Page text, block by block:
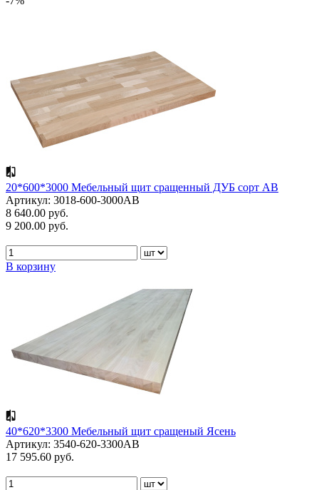
20*600*3000 Мебельный щит сращенный ДУБ сорт АВ
Артикул: 3018-600-3000AB
8 640.00 руб.
9 200.00 руб.
В корзину
40*620*3300 Мебельный щит сращеный Ясень
Артикул: 3540-620-3300AB
17 595.60 руб.